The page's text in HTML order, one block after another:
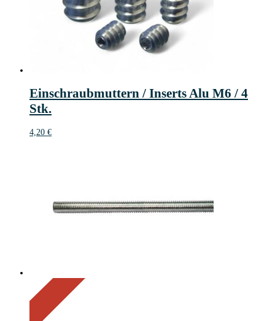
Einschraubmuttern / Inserts Alu M6 / 4
Stk.
4,20 €
On Sale